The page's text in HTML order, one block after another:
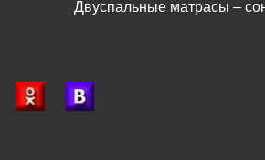
Двуспальные матрасы –